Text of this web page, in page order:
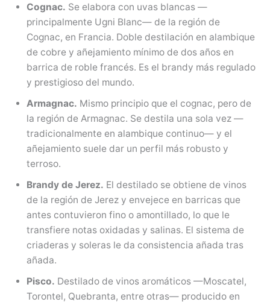
Cognac. Se elabora con uvas blancas —
principalmente Ugni Blanc— de la región de
Cognac, en Francia. Doble destilación en alambique
de cobre y añejamiento mínimo de dos años en
barrica de roble francés. Es el brandy más regulado
y prestigioso del mundo.
Armagnac. Mismo principio que el cognac, pero de
la región de Armagnac. Se destila una sola vez —
tradicionalmente en alambique continuo— y el
añejamiento suele dar un perfil más robusto y
terroso.
Brandy de Jerez. El destilado se obtiene de vinos
de la región de Jerez y envejece en barricas que
antes contuvieron fino o amontillado, lo que le
transfiere notas oxidadas y salinas. El sistema de
criaderas y soleras le da consistencia añada tras
añada.
Pisco. Destilado de vinos aromáticos —Moscatel,
Torontel, Quebranta, entre otras— producido en